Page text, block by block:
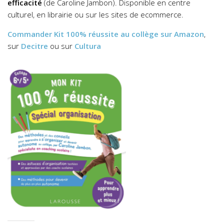
efficacité (de Caroline Jambon). Disponible en centre
culturel, en librairie ou sur les sites de ecommerce.
Commander Kit 100% réussite au collège sur Amazon,
sur Decitre ou sur Cultura